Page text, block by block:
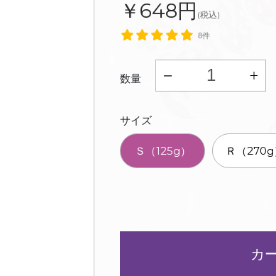
￥648円 (税込)
8件
数量
サイズ
Ｓ（125g） Ｒ（270g
カ